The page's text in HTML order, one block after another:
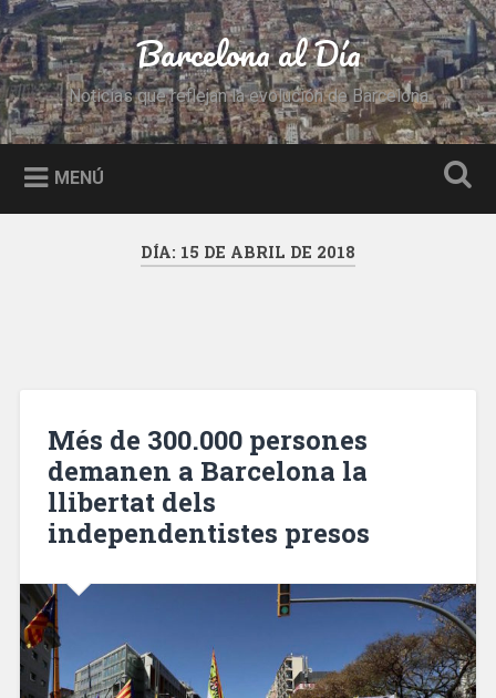
Saltar
al
contenido
Buscar Barcelona al Día
Noticias que reflejan la evolución de Barcelona
MENÚ
DÍA: 15 DE ABRIL DE 2018
Més de 300.000 persones
demanen a Barcelona la
llibertat dels
independentistes presos